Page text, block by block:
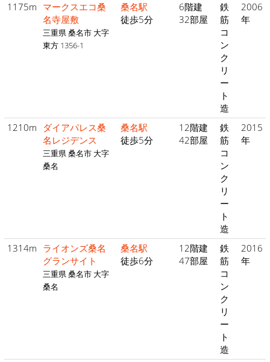
1175m マークスエコ桑
名寺屋敷
三重県 桑名市 大字
東方 1356-1
桑名駅
徒歩5分
6階建
32部屋
鉄
筋
コ
ン
ク
リ
ー
ト
造
2006
年
1210m
ダイアパレス桑
名レジデンス
三重県 桑名市 大字
桑名
桑名駅
徒歩5分
12階建
42部屋
鉄
筋
コ
ン
ク
リ
ー
ト
造
2015
年
1314m ライオンズ桑名
グランサイト
三重県 桑名市 大字
桑名
桑名駅
徒歩6分
12階建
47部屋
鉄
筋
コ
ン
ク
リ
ー
ト
造
2016
年